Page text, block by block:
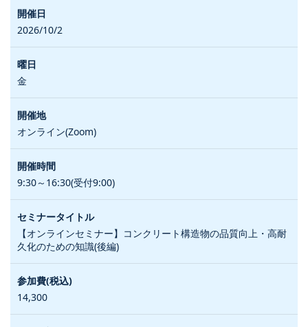
2026/10/2
金
オンライン(Zoom)
9:30～16:30(受付9:00)
【オンラインセミナー】コンクリート構造物の品質向上・高耐
久化のための知識(後編)
14,300